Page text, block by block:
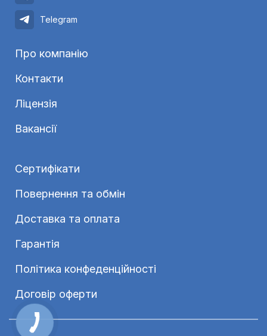
Telegram
Про компанію
Контакти
Ліцензія
Вакансії
Сертифікати
Повернення та обмін
Доставка та оплата
Гарантія
Політика конфеденційності
Договір оферти